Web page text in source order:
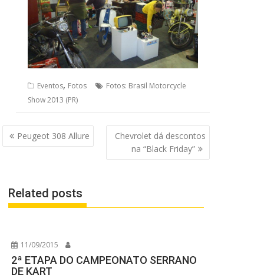
Eventos, Fotos
Fotos: Brasil Motorcycle
Show 2013 (PR)
Navegação
de
Peugeot 308 Allure
Chevrolet dá descontos
na “Black Friday”
Related posts
11/09/2015
2ª ETAPA DO CAMPEONATO SERRANO
DE KART